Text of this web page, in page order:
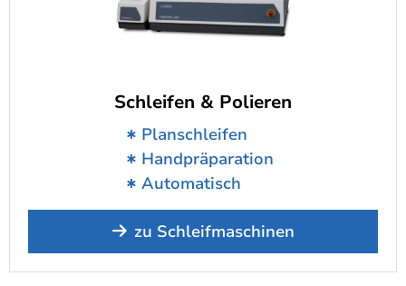
Schleifen & Polieren
Planschleifen
Handpräparation
Automatisch
zu Schleifmaschinen